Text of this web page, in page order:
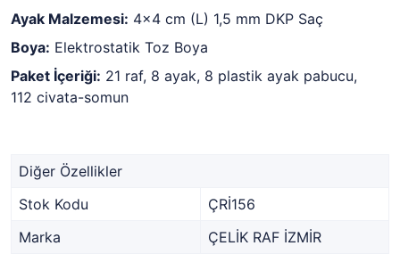
Ayak Malzemesi: 4x4 cm (L) 1,5 mm DKP Saç
Boya: Elektrostatik Toz Boya
Paket İçeriği: 21 raf, 8 ayak, 8 plastik ayak pabucu,
112 civata-somun
Diğer Özellikler
Stok Kodu
ÇRİ156
Marka
ÇELİK RAF İZMİR